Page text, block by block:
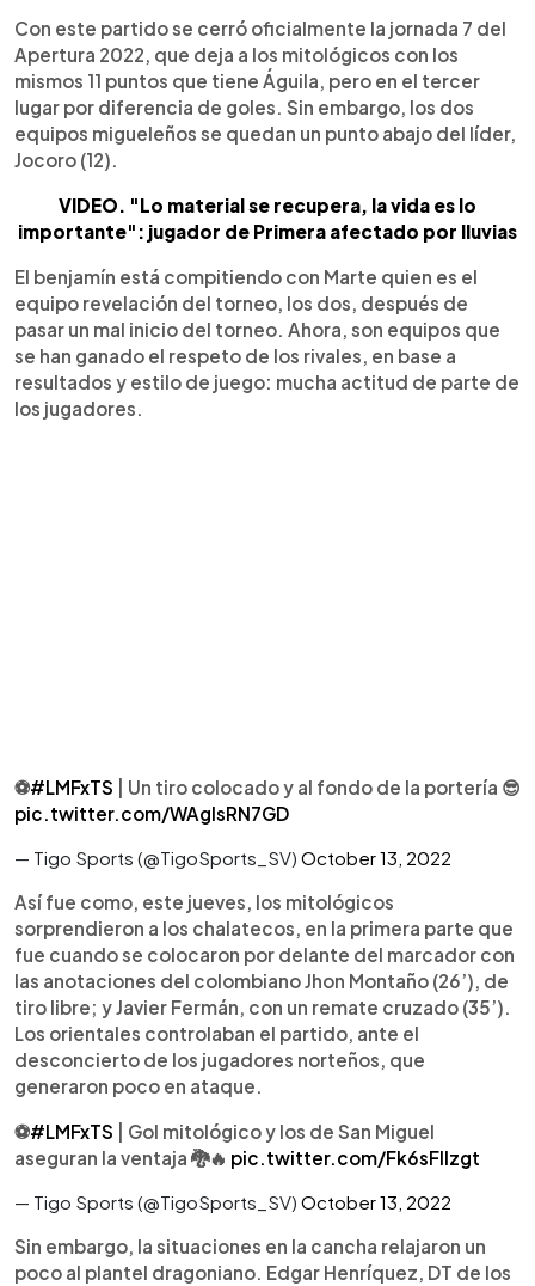
Con este partido se cerró oficialmente la jornada 7 del
Apertura 2022, que deja a los mitológicos con los
mismos 11 puntos que tiene Águila, pero en el tercer
lugar por diferencia de goles. Sin embargo, los dos
equipos migueleños se quedan un punto abajo del líder,
Jocoro (12).
VIDEO. "Lo material se recupera, la vida es lo
importante": jugador de Primera afectado por lluvias
El benjamín está compitiendo con Marte quien es el
equipo revelación del torneo, los dos, después de
pasar un mal inicio del torneo. Ahora, son equipos que
se han ganado el respeto de los rivales, en base a
resultados y estilo de juego: mucha actitud de parte de
los jugadores.
⚽️#LMFxTS | Un tiro colocado y al fondo de la portería 😎
pic.twitter.com/WAglsRN7GD
— Tigo Sports (@TigoSports_SV) October 13, 2022
Así fue como, este jueves, los mitológicos
sorprendieron a los chalatecos, en la primera parte que
fue cuando se colocaron por delante del marcador con
las anotaciones del colombiano Jhon Montaño (26’), de
tiro libre; y Javier Fermán, con un remate cruzado (35’).
Los orientales controlaban el partido, ante el
desconcierto de los jugadores norteños, que
generaron poco en ataque.
⚽️#LMFxTS | Gol mitológico y los de San Miguel
aseguran la ventaja 🐉🔥 pic.twitter.com/Fk6sFIIzgt
— Tigo Sports (@TigoSports_SV) October 13, 2022
Sin embargo, la situaciones en la cancha relajaron un
poco al plantel dragoniano. Edgar Henríquez, DT de los